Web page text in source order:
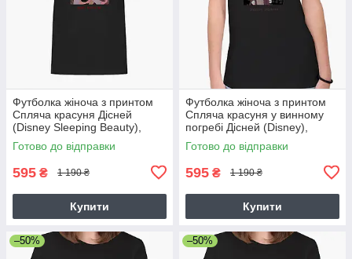
Футболка жіноча з принтом
Спляча красуня Дісней
(Disney Sleeping Beauty),
футболка для жінок про
Прикольні малюнки
Готово до відправки
595 ₴ 1 190 ₴
Купити
Футболка жіноча з принтом
Спляча красуня у винному
погребі Дісней (Disney),
футболка для жінок про
Прикольні малюнки
Готово до відправки
595 ₴ 1 190 ₴
Купити
–50% –50%